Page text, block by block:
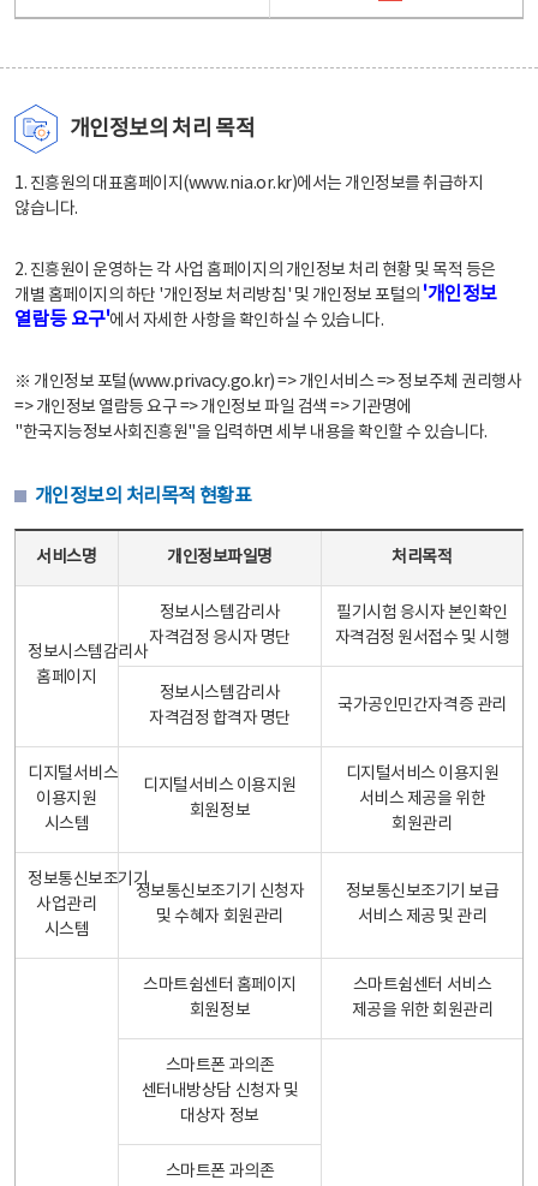
개인정보의 처리 목적
1. 진흥원의 대표홈페이지(www.nia.or.kr)에서는 개인정보를 취급하지
않습니다.
2. 진흥원이 운영하는 각 사업 홈페이지의 개인정보 처리 현황 및 목적 등은
개별 홈페이지의 하단 '개인정보 처리방침' 및 개인정보 포털의 '개인정보
열람등 요구'에서 자세한 사항을 확인하실 수 있습니다.
※ 개인정보 포털(www.privacy.go.kr) => 개인서비스 => 정보주체 권리행사
=> 개인정보 열람등 요구 => 개인정보 파일 검색 => 기관명에
"한국지능정보사회진흥원"을 입력하면 세부 내용을 확인할 수 있습니다.
개인정보의 처리목적 현황표
서비스명 개인정보파일명 처리목적
정보시스템감리사
홈페이지
정보시스템감리사
자격검정 응시자 명단
필기시험 응시자 본인확인
자격검정 원서접수 및 시행
정보시스템감리사
자격검정 합격자 명단
국가공인민간자격증 관리
디지털서비스
이용지원
시스템
디지털서비스 이용지원
회원정보
디지털서비스 이용지원
서비스 제공을 위한
회원관리
정보통신보조기기
사업관리
시스템
정보통신보조기기 신청자
및 수혜자 회원관리
정보통신보조기기 보급
서비스 제공 및 관리
스마트쉼센터 홈페이지
회원정보
스마트쉼센터 서비스
제공을 위한 회원관리
스마트폰 과의존
센터내방상담 신청자 및
대상자 정보
스마트폰 과의존